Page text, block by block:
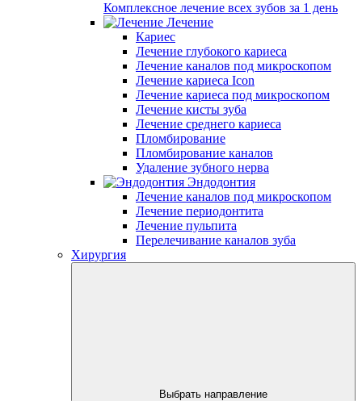
Комплексное лечение всех зубов за 1 день
Лечение
Кариес
Лечение глубокого кариеса
Лечение каналов под микроскопом
Лечение кариеса Icon
Лечение кариеса под микроскопом
Лечение кисты зуба
Лечение среднего кариеса
Пломбирование
Пломбирование каналов
Удаление зубного нерва
Эндодонтия
Лечение каналов под микроскопом
Лечение периодонтита
Лечение пульпита
Перелечивание каналов зуба
Хирургия
Выбрать направление